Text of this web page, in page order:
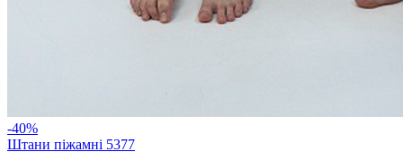
-40%
Штани піжамні 5377